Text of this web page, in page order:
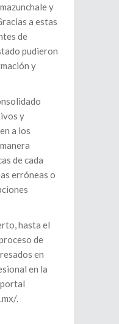
y
a estas
de
pudieron
y
y
a los
de cada
erróneas o
hasta el
de
en
en la
.